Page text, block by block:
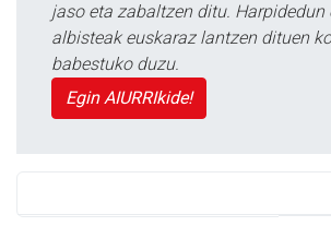
jaso eta zabaltzen ditu. Harpidedun
albisteak euskaraz lantzen dituen
babestuko duzu.
Egin AIURRIkide!